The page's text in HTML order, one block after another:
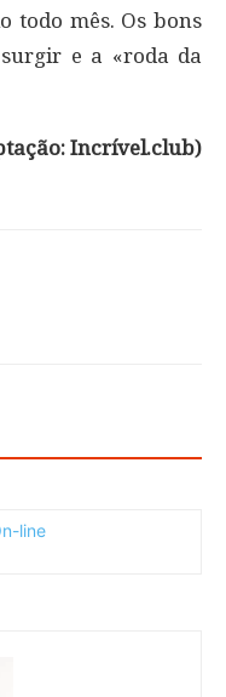
todo mês. Os bons
e a «roda da
Incrível.club)